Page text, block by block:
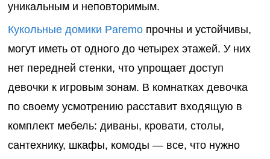
уникальным и неповторимым.
Кукольные домики Paremo прочны и устойчивы,
могут иметь от одного до четырех этажей. У них
нет передней стенки, что упрощает доступ
девочки к игровым зонам. В комнатках девочка
по своему усмотрению расставит входящую в
комплект мебель: диваны, кровати, столы,
сантехнику, шкафы, комоды — все, что нужно